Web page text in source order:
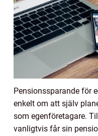
Pensionssparande för
enkelt om att själv
som egenföretagare.
vanligtvis får sin